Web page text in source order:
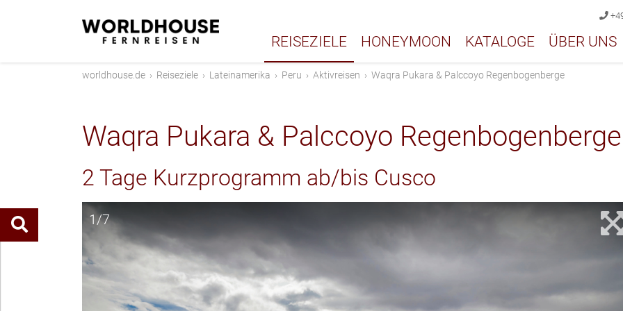
REISEZIELE HONEYMOON KATALOGE ÜBER UNS
worldhouse.de › Reiseziele › Lateinamerika › Peru › Aktivreisen › Waqra Pukara & Palccoyo Regenbogenberge
Waqra Pukara & Palccoyo Regenbogenberge
2 Tage Kurzprogramm ab/bis Cusco
1/7